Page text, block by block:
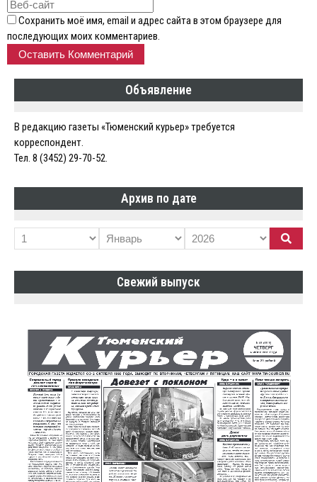
Сохранить моё имя, email и адрес сайта в этом браузере для
последующих моих комментариев.
Объявление
В редакцию газеты «Тюменский курьер» требуется
корреспондент.
Тел. 8 (3452) 29-70-52.
Архив по дате
Свежий выпуск